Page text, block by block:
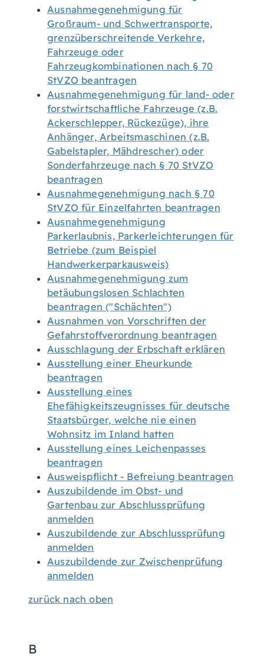
Ausnahmegenehmigung für
Großraum- und Schwertransporte,
grenzüberschreitende Verkehre,
Fahrzeuge oder
Fahrzeugkombinationen nach § 70
StVZO beantragen
Ausnahmegenehmigung für land- oder
forstwirtschaftliche Fahrzeuge (z.B.
Ackerschlepper, Rückezüge), ihre
Anhänger, Arbeitsmaschinen (z.B.
Gabelstapler, Mähdrescher) oder
Sonderfahrzeuge nach § 70 StVZO
beantragen
Ausnahmegenehmigung nach § 70
StVZO für Einzelfahrten beantragen
Ausnahmegenehmigung
Parkerlaubnis, Parkerleichterungen für
Betriebe (zum Beispiel
Handwerkerparkausweis)
Ausnahmegenehmigung zum
betäubungslosen Schlachten
beantragen ("Schächten")
Ausnahmen von Vorschriften der
Gefahrstoffverordnung beantragen
Ausschlagung der Erbschaft erklären
Ausstellung einer Eheurkunde
beantragen
Ausstellung eines
Ehefähigkeitszeugnisses für deutsche
Staatsbürger, welche nie einen
Wohnsitz im Inland hatten
Ausstellung eines Leichenpasses
beantragen
Ausweispflicht - Befreiung beantragen
Auszubildende im Obst- und
Gartenbau zur Abschlussprüfung
anmelden
Auszubildende zur Abschlussprüfung
anmelden
Auszubildende zur Zwischenprüfung
anmelden
zurück nach oben
B